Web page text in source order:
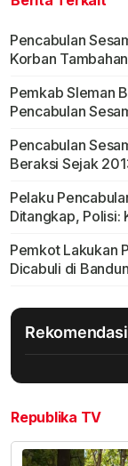
Pencabulan
Korban Tambahan
Pemkab Sleman
Pencabulan
Pencabulan
Beraksi Sejak
Pelaku
Ditangkap, Polisi:
Pemkot Lakukan
Dicabuli di
Rekomendasi
Republika TV